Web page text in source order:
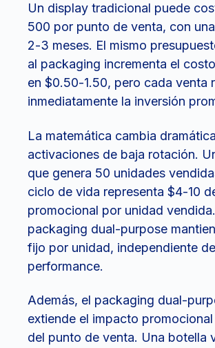
Un display tradicional puede
500 por punto de venta, con
2-3 meses. El mismo
al packaging incrementa el
en $0.50-1.50, pero cada venta
inmediatamente la inversión
La matemática cambia
activaciones de baja rotación.
que genera 50 unidades
ciclo de vida representa $4-10
promocional por unidad
packaging dual-purpose
fijo por unidad, independiente
performance.
Además, el packaging dual-
extiende el impacto promocional
del punto de venta. Una botella